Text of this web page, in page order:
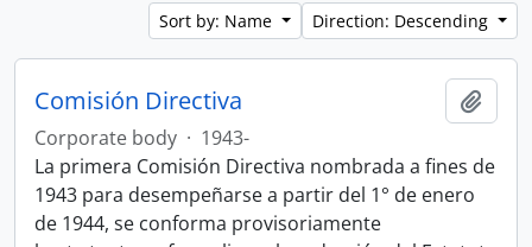
Sort by: Name Direction: Descending
Comisión Directiva
Corporate body · 1943-
La primera Comisión Directiva nombrada a fines de
1943 para desempeñarse a partir del 1° de enero
de 1944, se conforma provisoriamente